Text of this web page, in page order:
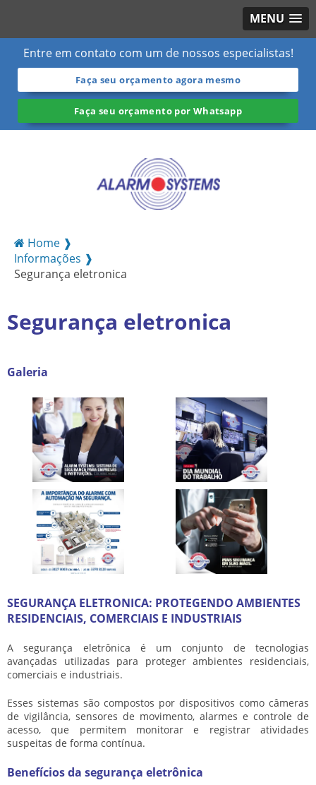
MENU
Entre em contato com um de nossos especialistas!
Faça seu orçamento agora mesmo
Faça seu orçamento por Whatsapp
Home ❱
Informações ❱
Segurança eletronica
Segurança eletronica
Galeria
SEGURANÇA ELETRONICA: PROTEGENDO AMBIENTES
RESIDENCIAIS, COMERCIAIS E INDUSTRIAIS
A segurança eletrônica é um conjunto de tecnologias
avançadas utilizadas para proteger ambientes residenciais,
comerciais e industriais.
Esses sistemas são compostos por dispositivos como câmeras
de vigilância, sensores de movimento, alarmes e controle de
acesso, que permitem monitorar e registrar atividades
suspeitas de forma contínua.
Benefícios da segurança eletrônica